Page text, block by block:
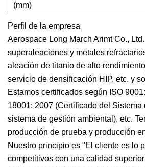
(mm)
Perfil de la empresa
Aerospace Long March Arimt Co.,
superaleaciones y metales
aleación de titanio de alto
servicio de densificación HIP, etc. y
Estamos certificados según ISO
18001: 2007 (Certificado del
sistema de gestión ambiental), etc.
producción de prueba y producción
Nuestro principio es "El cliente es lo
competitivos con una calidad